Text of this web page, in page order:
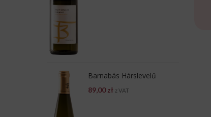
Barnabás Hárslevelű
89,00zł z VAT